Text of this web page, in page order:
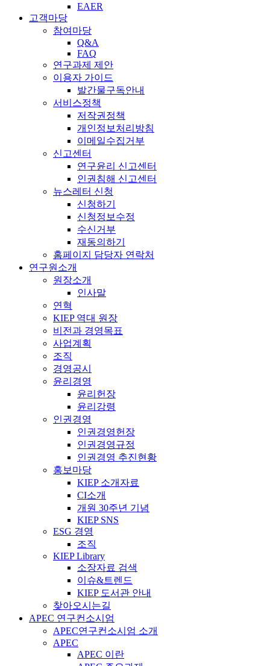
EAER
고객마당
참여마당
Q&A
FAQ
연구과제 제안
이용자 가이드
발간물구독안내
서비스정책
저작권정책
개인정보처리방침
이메일수집거부
신고센터
연구윤리 신고센터
인권침해 신고센터
뉴스레터 신청
신청하기
신청정보수정
수신거부
재동의하기
홈페이지 담당자 연락처
연구원소개
원장소개
인사말
연혁
KIEP 역대 원장
비전과 경영목표
사업계획
조직
경영공시
윤리경영
윤리헌장
윤리강령
인권경영
인권경영헌장
인권경영규정
인권경영 추진현황
홍보마당
KIEP 소개자료
CI소개
개원 30주년 기념
KIEP SNS
ESG 경영
조직
KIEP Library
소장자료 검색
이슈&트렌드
KIEP 도서관 안내
찾아오시는길
APEC 연구컨소시엄
APEC연구컨소시엄 소개
APEC
APEC 이란